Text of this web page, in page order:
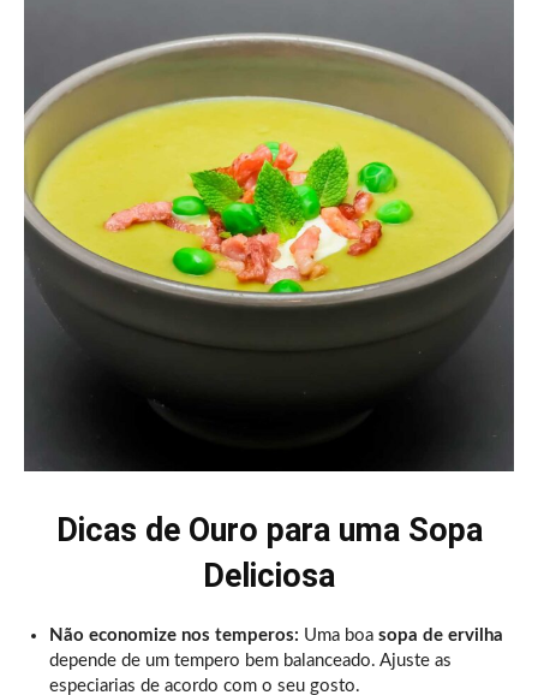
Dicas de Ouro para uma Sopa
Deliciosa
Não economize nos temperos: Uma boa sopa de ervilha
depende de um tempero bem balanceado. Ajuste as
especiarias de acordo com o seu gosto.